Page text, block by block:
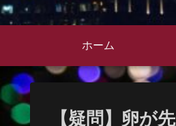
ホーム
【疑問】卵が